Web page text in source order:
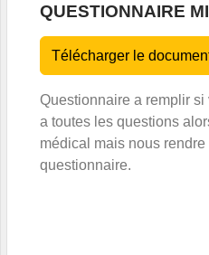
QUESTIONNAIRE
Télécharger le
Questionnaire a remplir
a toutes les questions
médical mais nous
questionnaire.